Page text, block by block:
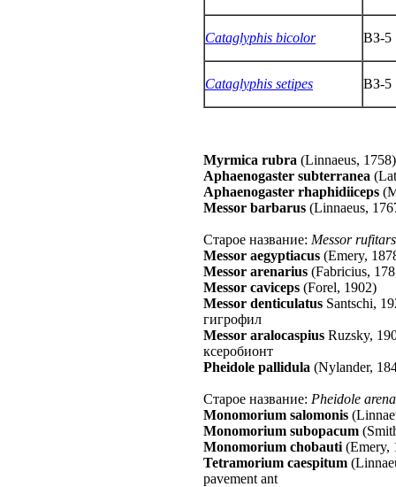
Cataglyphis bicolor ВЗ-5
Cataglyphis setipes ВЗ-5
Myrmica rubra (Linnaeus, 1758)
Aphaenogaster subterranea
Aphaenogaster rhaphidiiceps
Messor barbarus (Linnaeus,
Старое название: Messor
Messor aegyptiacus (Emery,
Messor arenarius (Fabricius,
Messor caviceps (Forel, 1902)
Messor denticulatus Santschi,
гигрофил
Messor aralocaspius Ruzsky,
ксеробионт
Pheidole pallidula (Nylander,
Старое название: Pheidole
Monomorium salomonis
Monomorium subopacum
Monomorium chobauti (Emery,
Tetramorium caespitum
pavement ant